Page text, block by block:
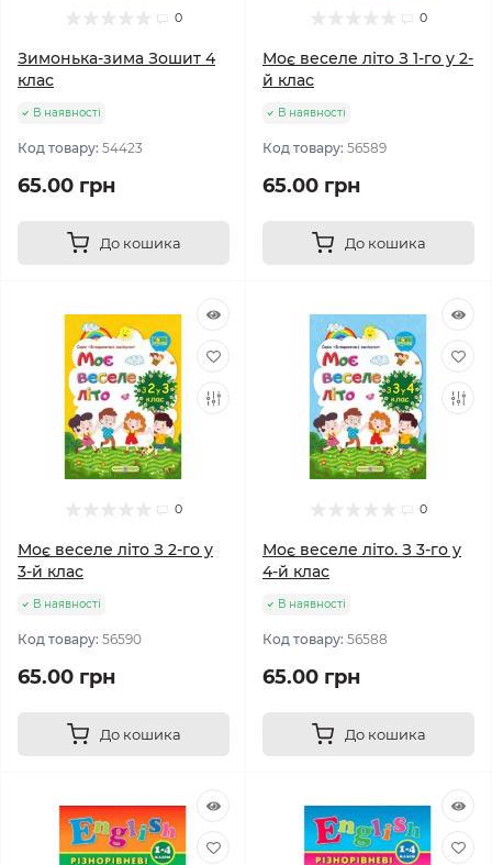
0
Зимонька-зима Зошит 4
клас
В наявності
Код товару: 54423
65.00 грн
До кошика
0
Моє веселе літо З 1-го у 2-
й клас
В наявності
Код товару: 56589
65.00 грн
До кошика
0
Моє веселе літо З 2-го у
3-й клас
В наявності
Код товару: 56590
65.00 грн
До кошика
0
Моє веселе літо. З 3-го у
4-й клас
В наявності
Код товару: 56588
65.00 грн
До кошика